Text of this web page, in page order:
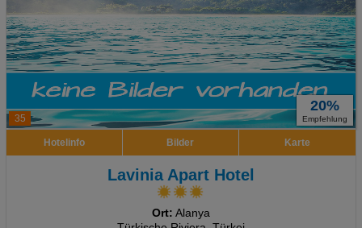
35
20%
Empfehlung
Hotelinfo Bilder Karte
Lavinia Apart Hotel
Ort: Alanya